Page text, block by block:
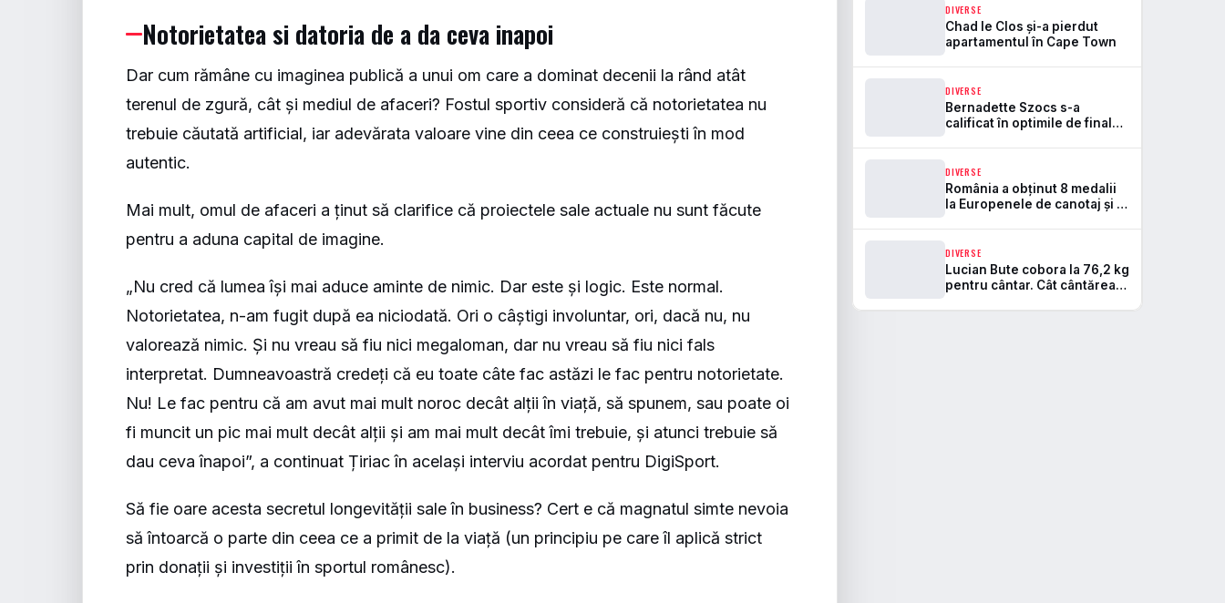
Notorietatea si datoria de a da ceva inapoi
Dar cum rămâne cu imaginea publică a unui om care a dominat decenii la rând atât
terenul de zgură, cât și mediul de afaceri? Fostul sportiv consideră că notorietatea nu
trebuie căutată artificial, iar adevărata valoare vine din ceea ce construiești în mod
autentic.
Mai mult, omul de afaceri a ținut să clarifice că proiectele sale actuale nu sunt făcute
pentru a aduna capital de imagine.
„Nu cred că lumea își mai aduce aminte de nimic. Dar este și logic. Este normal.
Notorietatea, n-am fugit după ea niciodată. Ori o câștigi involuntar, ori, dacă nu, nu
valorează nimic. Și nu vreau să fiu nici megaloman, dar nu vreau să fiu nici fals
interpretat. Dumneavoastră credeți că eu toate câte fac astăzi le fac pentru notorietate.
Nu! Le fac pentru că am avut mai mult noroc decât alții în viață, să spunem, sau poate oi
fi muncit un pic mai mult decât alții și am mai mult decât îmi trebuie, și atunci trebuie să
dau ceva înapoi”, a continuat Țiriac în același interviu acordat pentru DigiSport.
Să fie oare acesta secretul longevității sale în business? Cert e că magnatul simte nevoia
să întoarcă o parte din ceea ce a primit de la viață (un principiu pe care îl aplică strict
prin donații și investiții în sportul românesc).
DIVERSE
Chad le Clos și-a pierdut
apartamentul în Cape Town
DIVERSE
Bernadette Szocs s-a
calificat în optimile de finală
Yokohama
DIVERSE
România a obținut 8 medalii
la Europenele de canotaj și e
DIVERSE
Lucian Bute cobora la 76,2 kg
pentru cântar. Cât cântărea